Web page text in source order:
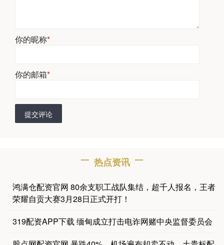
你的昵称*
你的邮箱*
提交评论
热点资讯
鸿满仓配资官网 80余支职工战队集结，超千人报名，王者
荣耀自贡大赛3月28日正式开打！
319配资APP下载 缅甸成立打击电诈网赌中央监督委员会